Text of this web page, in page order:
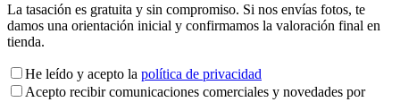
La tasación es gratuita y sin compromiso. Si nos envías fotos, te
damos una orientación inicial y confirmamos la valoración final en
tienda.
He leído y acepto la política de privacidad
Acepto recibir comunicaciones comerciales y novedades por